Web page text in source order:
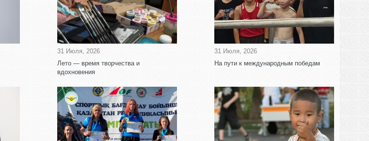
31 Июля, 2026
Лето — время творчества и
вдохновения
31 Июля, 2026
На пути к международным победам